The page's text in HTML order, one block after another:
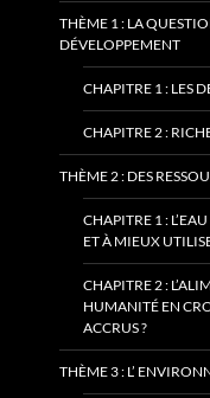
THÈME 1 : LA
DÉVELOPPEMENT
CHAPITRE 1 : LES
CHAPITRE 2 :
THÈME 2 : DES
CHAPITRE 1 :
ET À MIEUX
CHAPITRE 2 :
HUMANITÉ EN
ACCRUS ?
THÈME 3 : L’